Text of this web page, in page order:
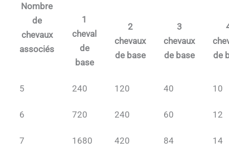
Nombre
de
chevaux
associés
1
cheval
de
base
2
chevaux
de base
3
chevaux
de base
de
5 240 120 40 10
6 720 240 60 12
7 1680 420 84 14